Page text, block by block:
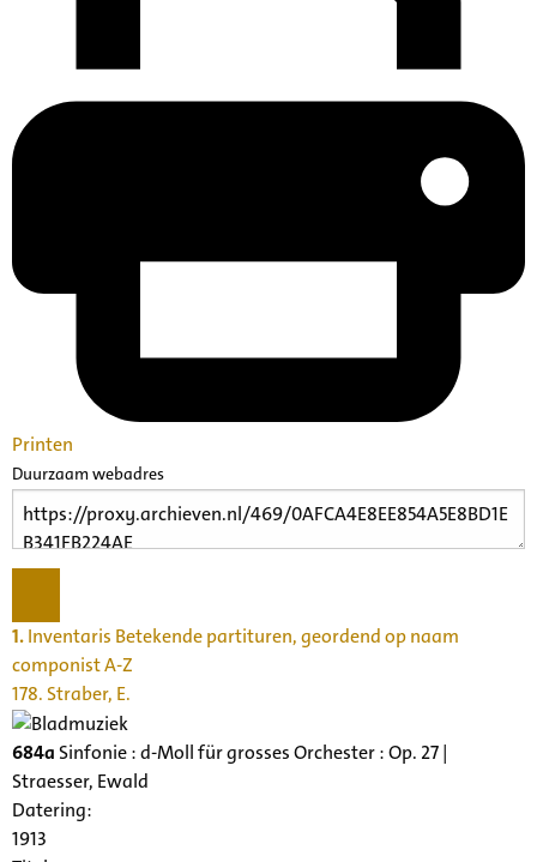
Printen
Duurzaam webadres
1.Inventaris Betekende partituren, geordend op naam
componist A-Z
178. Straber, E.
684a Sinfonie : d-Moll für grosses Orchester : Op. 27 |
Straesser, Ewald
Datering:
1913